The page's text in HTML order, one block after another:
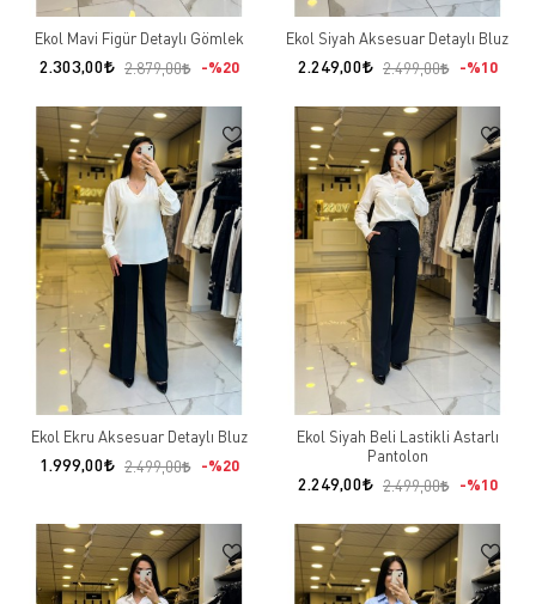
Ekol Mavi Figür Detaylı Gömlek
2.303,00 2.879,00 %20
Ekol Siyah Aksesuar Detaylı Bluz
2.249,00 2.499,00 %10
Ekol Ekru Aksesuar Detaylı Bluz
1.999,00 2.499,00 %20
Ekol Siyah Beli Lastikli Astarlı
Pantolon
2.249,00 2.499,00 %10